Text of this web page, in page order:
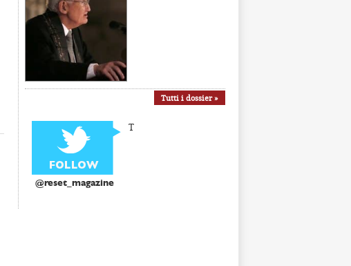
Tutti i dossier »
@reset_magazine
T